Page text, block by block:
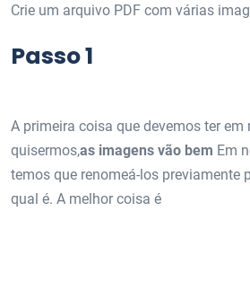
Crie um arquivo PDF com várias
Passo 1
A primeira coisa que devemos ter em
quisermos,as imagens vão bem Em
temos que renomeá-los previamente
qual é. A melhor coisa é